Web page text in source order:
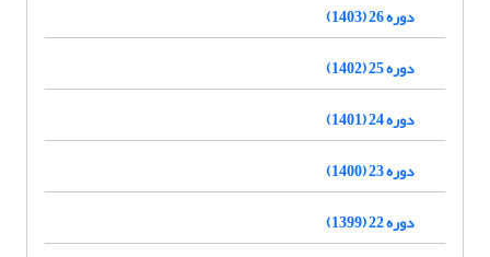
دوره 26 (1403)
دوره 25 (1402)
دوره 24 (1401)
دوره 23 (1400)
دوره 22 (1399)